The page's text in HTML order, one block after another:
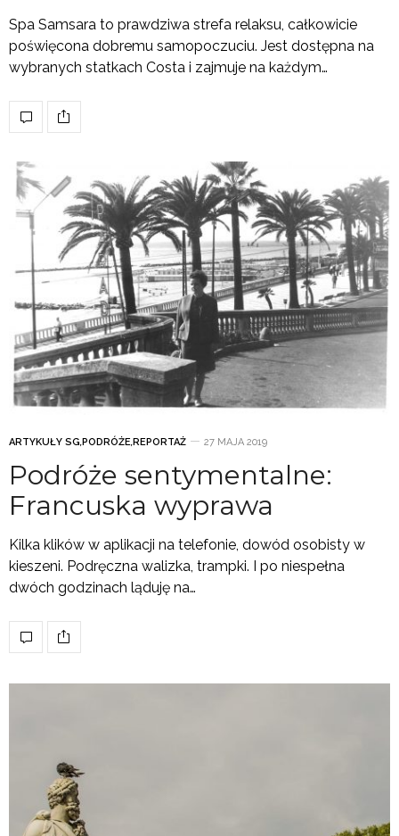
Spa Samsara to prawdziwa strefa relaksu, całkowicie
poświęcona dobremu samopoczuciu. Jest dostępna na
wybranych statkach Costa i zajmuje na każdym…
ARTYKUŁY SG,PODRÓŻE,REPORTAŻ 27 MAJA 2019
Podróże sentymentalne:
Francuska wyprawa
Kilka klików w aplikacji na telefonie, dowód osobisty w
kieszeni. Podręczna walizka, trampki. I po niespełna
dwóch godzinach ląduję na…